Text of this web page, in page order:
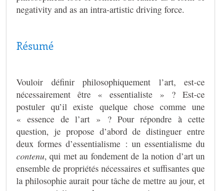
negativity and as an intra-artistic driving force.
Résumé
Vouloir définir philosophiquement l’art, est-ce
nécessairement être « essentialiste » ? Est-ce
postuler qu’il existe quelque chose comme une
« essence de l’art » ? Pour répondre à cette
question, je propose d’abord de distinguer entre
deux formes d’essentialisme : un essentialisme du
contenu, qui met au fondement de la notion d’art un
ensemble de propriétés nécessaires et suffisantes que
la philosophie aurait pour tâche de mettre au jour, et